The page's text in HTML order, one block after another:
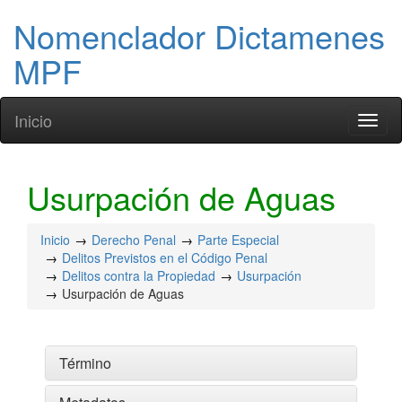
Nomenclador Dictamenes
MPF
Inicio
Usurpación de Aguas
Inicio Derecho Penal
Parte Especial
Delitos Previstos en el Código Penal
Delitos contra la Propiedad
Usurpación
Usurpación de Aguas
Término